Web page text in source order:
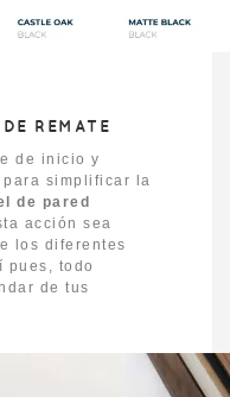
REMATE
de inicio y
simplificar la
de pared
acción sea
los diferentes
pues, todo
de tus